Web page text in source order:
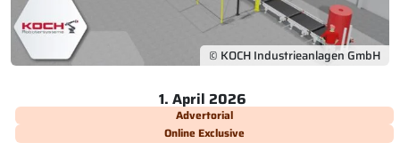
© KOCH Industrieanlagen GmbH
1. April 2026
Advertorial
Online Exclusive